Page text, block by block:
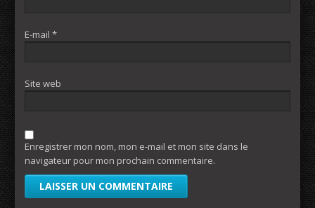
E-mail *
Site web
Enregistrer mon nom, mon e-mail et mon site dans le
navigateur pour mon prochain commentaire.